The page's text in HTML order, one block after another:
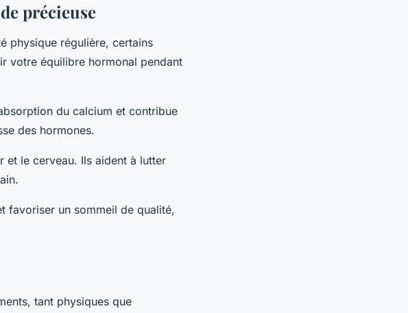
précieuse
physique régulière, certains
votre équilibre hormonal pendant
du calcium et contribue
des hormones.
le cerveau. Ils aident à lutter
favoriser un sommeil de qualité,
tant physiques que